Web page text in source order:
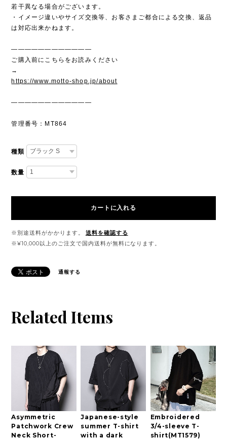
若干異なる場合がございます。
・イメージ違いやサイズ交換等、お客さまご都合による交換、返品
は対応出来かねます。
————————————
ご購入前にこちらをお読みください
→
https://www.motto-shop.jp/about
————————————
管理番号：MT864
種類
数量
カートに入れる
※別途送料がかかります。
送料を確認する
※¥10,000以上のご注文で国内送料が無料になります。
通報する
Related Items
Asymmetric
Patchwork Crew
Neck Short-
Japanese-style
summer T-shirt
with a dark
Embroidered
3/4-sleeve T-
shirt(MT1579)